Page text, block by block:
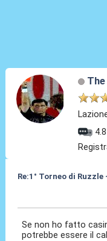
Re:1° Torneo di Ruzzle
Se non ho fatto
potrebbe essere il